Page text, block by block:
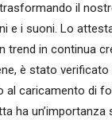
il
e i suoni. Lo
trend in continua
è stato
al caricamento di
ha